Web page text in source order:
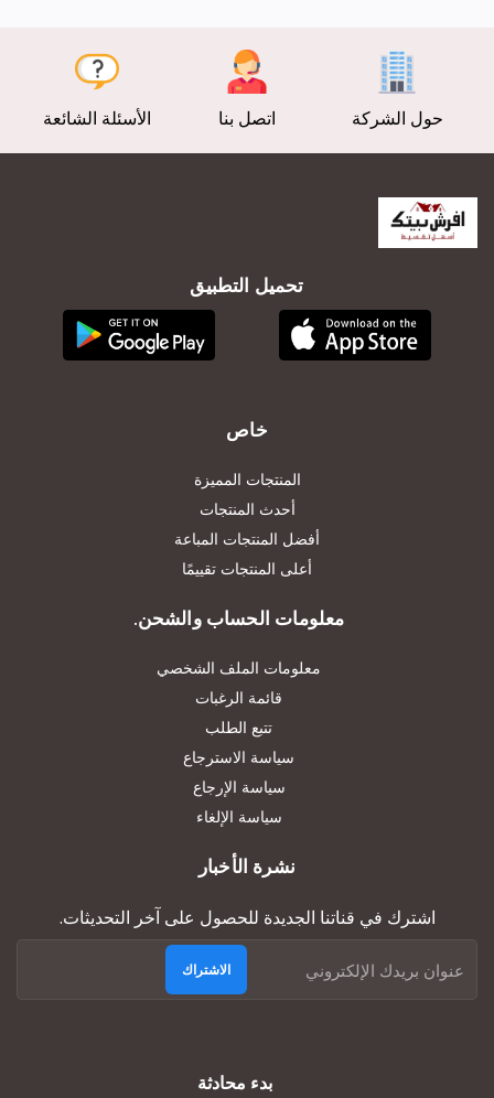
حول الشركة اتصل بنا الأسئلة الشائعة
تحميل التطبيق
خاص
المنتجات المميزة
أحدث المنتجات
أفضل المنتجات المباعة
أعلى المنتجات تقييمًا
معلومات الحساب والشحن.
معلومات الملف الشخصي
قائمة الرغبات
تتبع الطلب
سياسة الاسترجاع
سياسة الإرجاع
سياسة الإلغاء
نشرة الأخبار
اشترك في قناتنا الجديدة للحصول على آخر التحديثات.
الاشتراك
بدء محادثة